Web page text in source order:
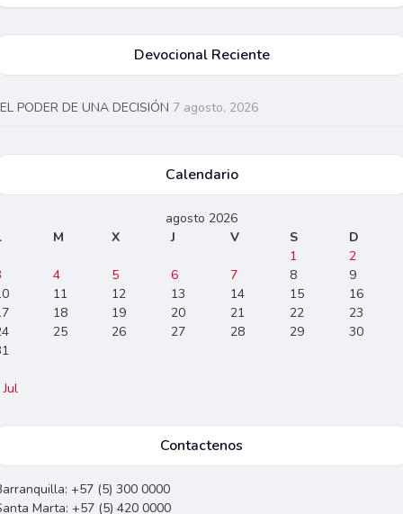
Devocional Reciente
EL PODER DE UNA DECISIÓN 7 agosto, 2026
Calendario
agosto 2026
M X J V S
D
1
2
4 5 6 7 8
9
11 12 13 14 15
16
18 19 20 21 22
23
25 26 27 28 29
30
Jul
Contactenos
+57 (5) 300 0000
Marta: +57 (5) 420 0000